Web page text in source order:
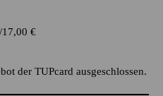
17,00 €
der TUPcard ausgeschlossen.